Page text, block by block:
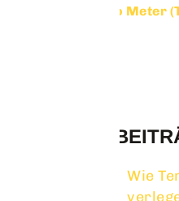
Kosten pro Meter
NEUESTE
Wie